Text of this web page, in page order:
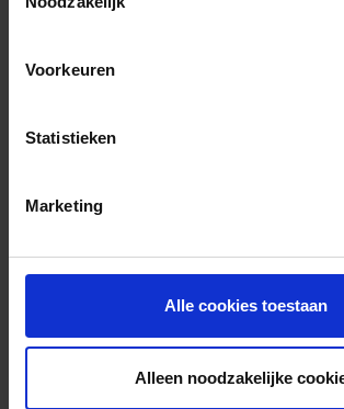
Voorkeuren
Statistieken
Marketing
Alle cookies toestaan
Alleen noodzakelijke
Foto’s ({{photos.length}})